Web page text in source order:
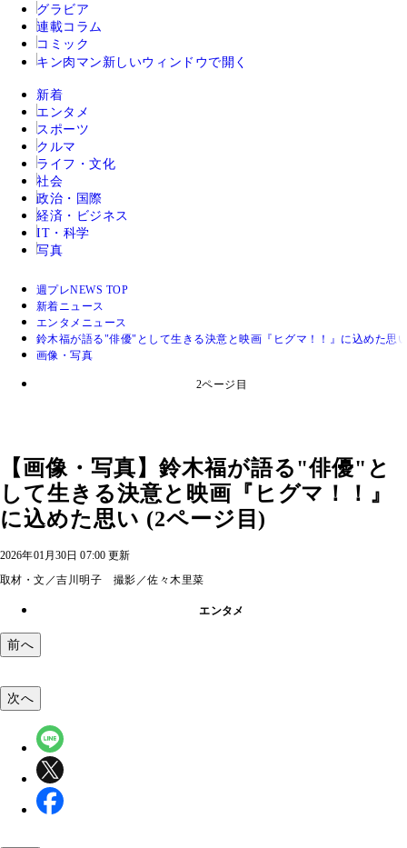
グラビア
連載コラム
コミック
キン肉マン 新しいウィンドウで開く
新着
エンタメ
スポーツ
クルマ
ライフ・文化
社会
政治・国際
経済・ビジネス
IT・科学
写真
週プレNEWS TOP
新着ニュース
エンタメニュース
鈴木福が語る"俳優"として生きる決意と映画『ヒグマ！！』に込めた思
画像・写真
2ページ目
【画像・写真】鈴木福が語る"俳優"と
して生きる決意と映画『ヒグマ！！』
に込めた思い (2ページ目)
2026年01月30日 07:00 更新
取材・文／吉川明子 撮影／佐々木里菜
エンタメ
前へ
次へ